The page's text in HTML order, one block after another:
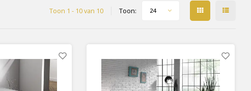
Toon 1 - 10 van 10 Toon: 24